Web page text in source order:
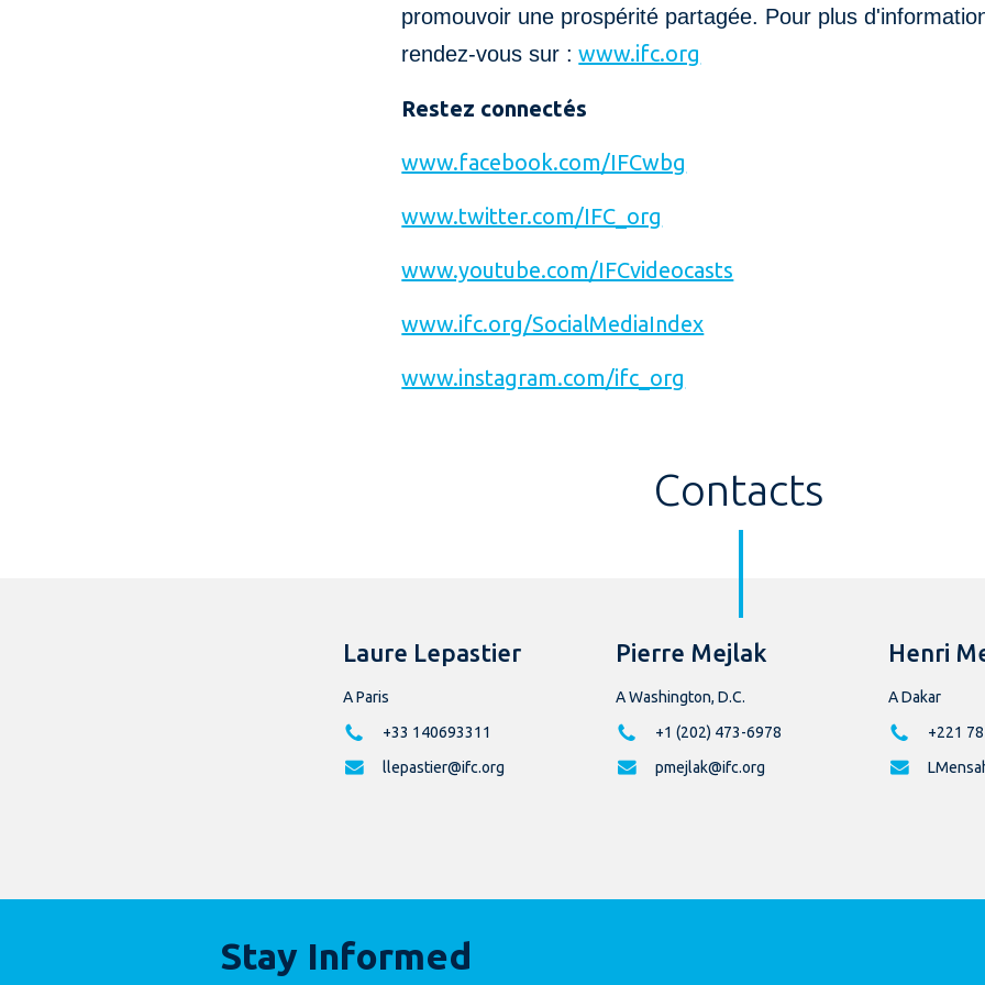
promouvoir une prospérité partagée. Pour plus
rendez-vous sur : www.ifc.org
Restez connectés
www.facebook.com/IFCwbg
www.twitter.com/IFC_org
www.youtube.com/IFCvideocasts
www.ifc.org/SocialMediaIndex
www.instagram.com/ifc_org
Contacts
Laure Lepastier
A Paris
+33 140693311
llepastier@ifc.org
Pierre Mejlak
A Washington, D.C.
+1 (202) 473-6978
pmejlak@ifc.org
Henri
A Dakar
+221
Stay Informed